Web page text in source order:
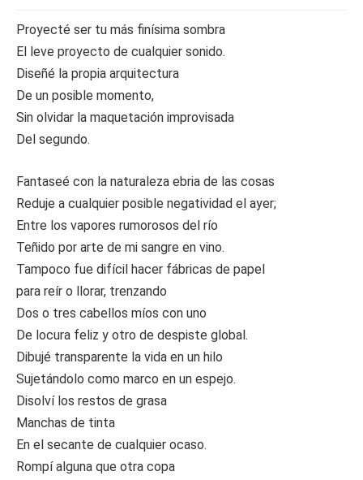
Proyecté ser tu más finísima sombra
El leve proyecto de cualquier sonido.
Diseñé la propia arquitectura
De un posible momento,
Sin olvidar la maquetación improvisada
Del segundo.
Fantaseé con la naturaleza ebria de las cosas
Reduje a cualquier posible negatividad el ayer;
Entre los vapores rumorosos del río
Teñido por arte de mi sangre en vino.
Tampoco fue difícil hacer fábricas de papel
para reír o llorar, trenzando
Dos o tres cabellos míos con uno
De locura feliz y otro de despiste global.
Dibujé transparente la vida en un hilo
Sujetándolo como marco en un espejo.
Disolví los restos de grasa
Manchas de tinta
En el secante de cualquier ocaso.
Rompí alguna que otra copa